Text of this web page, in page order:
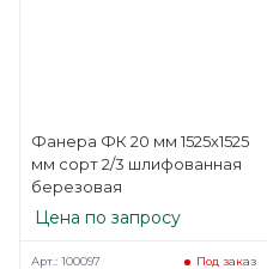
Фанера ФК 20 мм 1525х1525
мм сорт 2/3 шлифованная
березовая
Цена по запросу
Под заказ
Арт.: 100097